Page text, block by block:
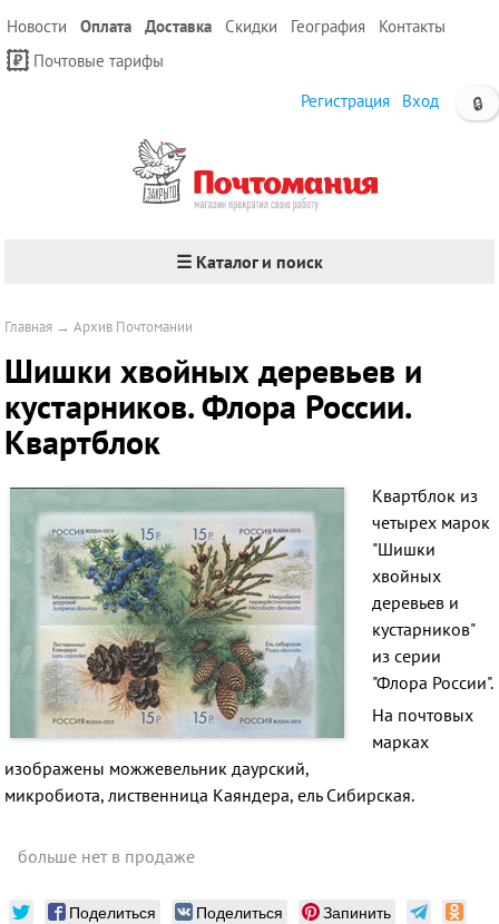
Новости Оплата Доставка Скидки География
Контакты
Почтовые тарифы
🔒
Регистрация Вход
☰ Каталог и поиск
Главная →Архив Почтомании
Шишки хвойных деревьев и
кустарников. Флора России.
Квартблок
Квартблок из
четырех марок
"Шишки
хвойных
деревьев и
кустарников"
из серии
"Флора России".
На почтовых
марках
изображены можжевельник даурский,
микробиота, лиственница Каяндера, ель Сибирская.
больше нет в продаже
Поделиться Поделиться Запинить